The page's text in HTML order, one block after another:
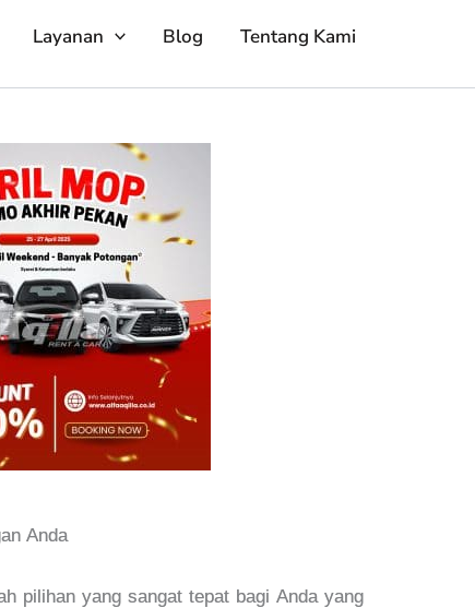
Layanan Blog Tentang Kami
Anda
pilihan yang sangat tepat bagi Anda yang